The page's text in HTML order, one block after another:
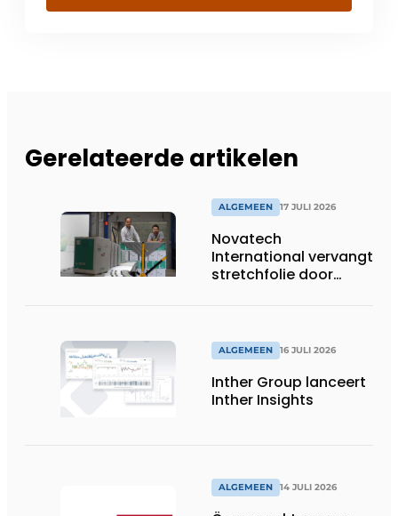
Gerelateerde artikelen
ALGEMEEN 17 JULI 2026
Novatech
International vervangt
stretchfolie door
ALGEMEEN 16 JULI 2026
Inther Group lanceert
Inther Insights
ALGEMEEN 14 JULI 2026